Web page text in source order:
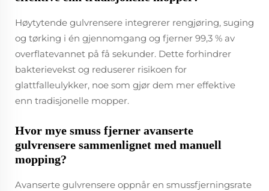
Høytytende gulvrensere integrerer rengjøring, suging
og tørking i én gjennomgang og fjerner 99,3 % av
overflatevannet på få sekunder. Dette forhindrer
bakterievekst og reduserer risikoen for
glattfalleulykker, noe som gjør dem mer effektive
enn tradisjonelle mopper.
Hvor mye smuss fjerner avanserte
gulvrensere sammenlignet med manuell
mopping?
Avanserte gulvrensere oppnår en smussfjerningsrate